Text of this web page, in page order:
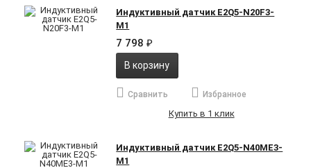
Индуктивный датчик E2Q5-N20F3-
M1
7 798₽
В корзину
Сравнить Избранное
Купить в 1 клик
Индуктивный датчик E2Q5-N40ME3-
M1